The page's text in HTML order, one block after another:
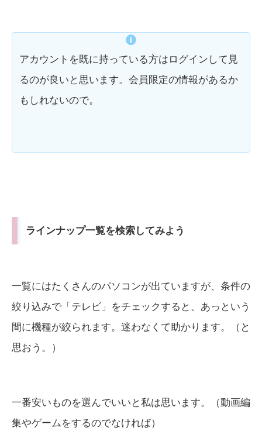
アカウントを既に持っている方はログインして見
るのが良いと思います。会員限定の情報があるか
もしれないので。
ラインナップ一覧を検索してみよう
一覧にはたくさんのパソコンが出ていますが、条件の
絞り込みで「テレビ」をチェックすると、あっという
間に機種が絞られます。迷わなくて助かります。（と
思おう。）
一番安いものを選んでいいと私は思います。（動画編
集やゲームをするのでなければ）